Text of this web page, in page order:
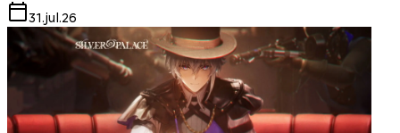
31.jul.26